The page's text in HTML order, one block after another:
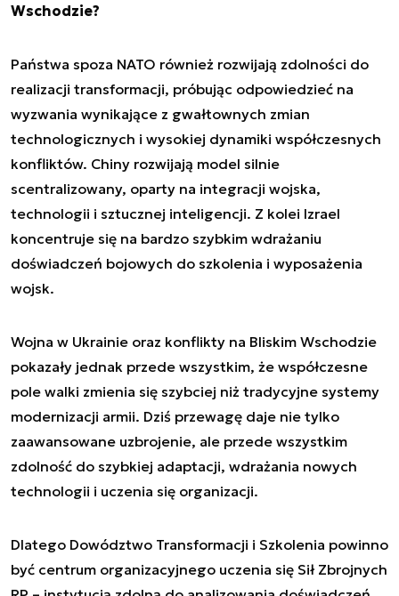
Wschodzie?
Państwa spoza NATO również rozwijają zdolności do
realizacji transformacji, próbując odpowiedzieć na
wyzwania wynikające z gwałtownych zmian
technologicznych i wysokiej dynamiki współczesnych
konfliktów. Chiny rozwijają model silnie
scentralizowany, oparty na integracji wojska,
technologii i sztucznej inteligencji. Z kolei Izrael
koncentruje się na bardzo szybkim wdrażaniu
doświadczeń bojowych do szkolenia i wyposażenia
wojsk.
Wojna w Ukrainie oraz konflikty na Bliskim Wschodzie
pokazały jednak przede wszystkim, że współczesne
pole walki zmienia się szybciej niż tradycyjne systemy
modernizacji armii. Dziś przewagę daje nie tylko
zaawansowane uzbrojenie, ale przede wszystkim
zdolność do szybkiej adaptacji, wdrażania nowych
technologii i uczenia się organizacji.
Dlatego Dowództwo Transformacji i Szkolenia powinno
być centrum organizacyjnego uczenia się Sił Zbrojnych